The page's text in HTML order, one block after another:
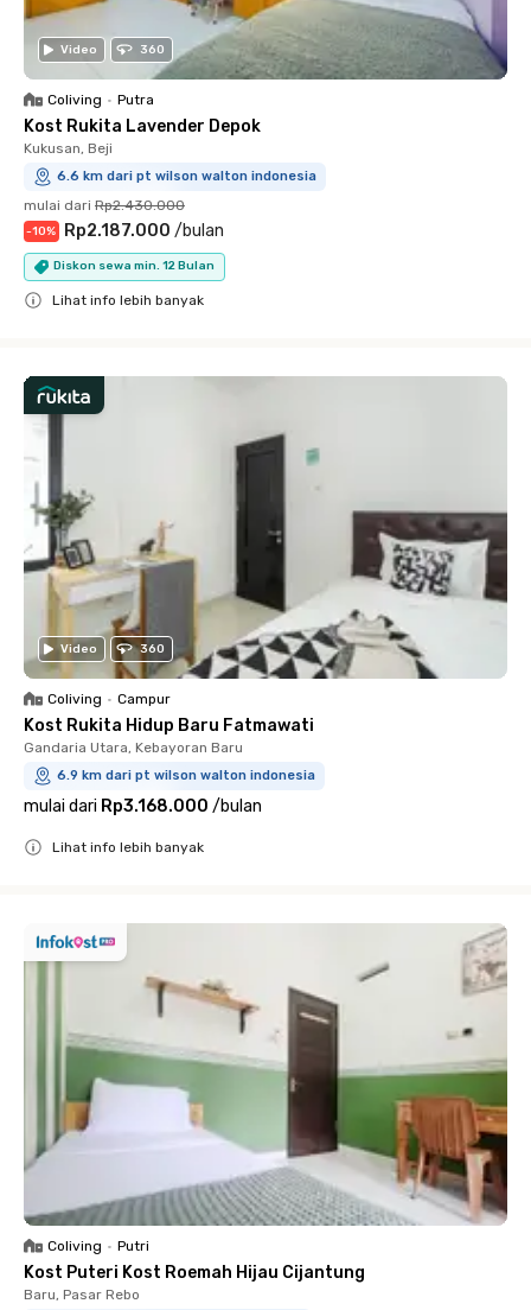
Video 360
Coliving • Putra
Kost Rukita Lavender Depok
Kukusan, Beji
6.6 km dari pt wilson walton indonesia
mulai dari Rp2.430.000
-10% Rp2.187.000 /bulan
Diskon sewa min. 12 Bulan
Lihat info lebih banyak
Video 360
Coliving • Campur
Kost Rukita Hidup Baru Fatmawati
Gandaria Utara, Kebayoran Baru
6.9 km dari pt wilson walton indonesia
mulai dari Rp3.168.000 /bulan
Lihat info lebih banyak
Coliving • Putri
Kost Puteri Kost Roemah Hijau Cijantung
Baru, Pasar Rebo